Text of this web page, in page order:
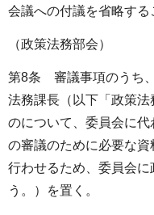
会議への付議を省略する
（政策法務部会）
第8条 審議事項のうち
法務課長（以下「政策
のについて、委員会に
の審議のために必要な
行わせるため、委員会
う。）を置く。